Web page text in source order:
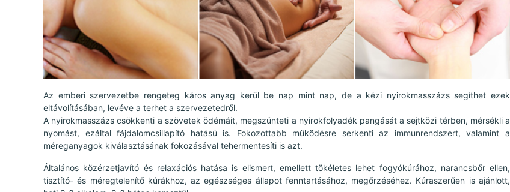
Az emberi szervezetbe rengeteg káros anyag kerül be nap mint nap, de a kézi nyirokmasszázs segíthet ezek
eltávolításában, levéve a terhet a szervezetedről.
A nyirokmasszázs csökkenti a szövetek ödémáit, megszünteti a nyirokfolyadék pangását a sejtközi térben, mérsékli a
nyomást, ezáltal fájdalomcsillapító hatású is. Fokozottabb működésre serkenti az immunrendszert, valamint a
méreganyagok kiválasztásának fokozásával tehermentesíti is azt.
Általános közérzetjavító és relaxációs hatása is elismert, emellett tökéletes lehet fogyókúrához, narancsbőr ellen,
tisztító- és méregtelenítő kúrákhoz, az egészséges állapot fenntartásához, megőrzéséhez. Kúraszerűen is ajánlott,